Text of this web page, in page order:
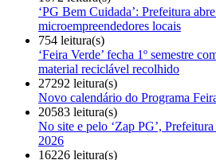
‘PG Bem Cuidada’: Prefeitura
microempreendedores locais
754 leitura(s)
‘Feira Verde’ fecha 1º semestre
material reciclável recolhido
27292 leitura(s)
Novo calendário do Programa
20583 leitura(s)
No site e pelo ‘Zap PG’,
2026
16226 leitura(s)